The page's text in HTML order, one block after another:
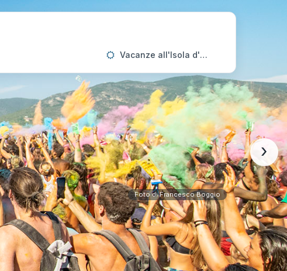
Vacanze all'Isola d'Elba
Foto di Francesco Boggio
›